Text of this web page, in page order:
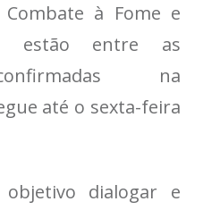
Combate à Fome e
estão entre as
na
até o sexta-feira
dialogar e